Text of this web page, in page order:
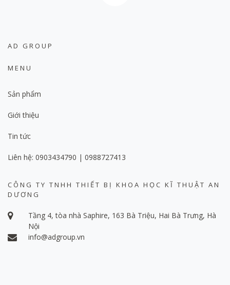
AD GROUP
MENU
Sản phẩm
Giới thiệu
Tin tức
Liên hệ: 0903434790 | 0988727413
CÔNG TY TNHH THIẾT BỊ KHOA HỌC KĨ THUẬT AN
DƯƠNG
Tầng 4, tòa nhà Saphire, 163 Bà Triệu, Hai Bà Trưng, Hà
Nội
info@adgroup.vn